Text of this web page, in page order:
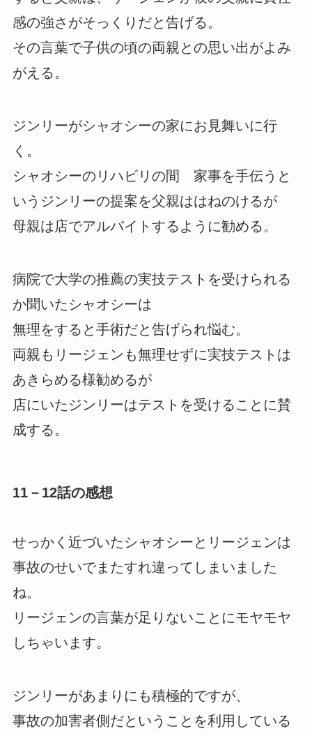
感の強さがそっくりだと告げる。
その言葉で子供の頃の両親との思い出がよみ
がえる。
ジンリーがシャオシーの家にお見舞いに行
く。
シャオシーのリハビリの間 家事を手伝うと
いうジンリーの提案を父親ははねのけるが
母親は店でアルバイトするように勧める。
病院で大学の推薦の実技テストを受けられる
か聞いたシャオシーは
無理をすると手術だと告げられ悩む。
両親もリージェンも無理せずに実技テストは
あきらめる様勧めるが
店にいたジンリーはテストを受けることに賛
成する。
11－12話の感想
せっかく近づいたシャオシーとリージェンは
事故のせいでまたすれ違ってしまいました
ね。
リージェンの言葉が足りないことにモヤモヤ
しちゃいます。
ジンリーがあまりにも積極的ですが、
事故の加害者側だということを利用している